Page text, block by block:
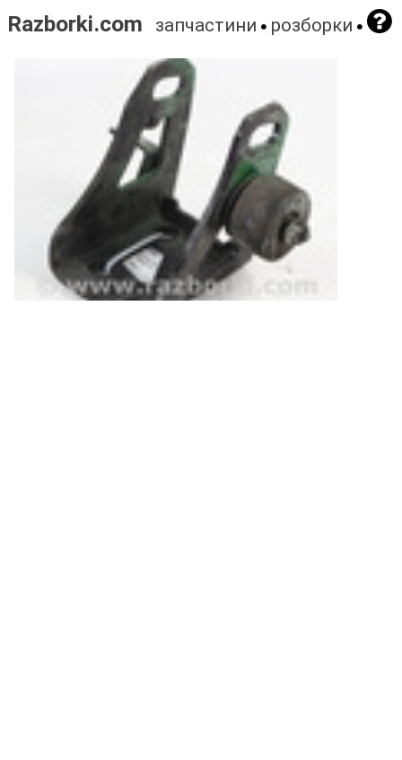
Razborki.com запчастини розборки